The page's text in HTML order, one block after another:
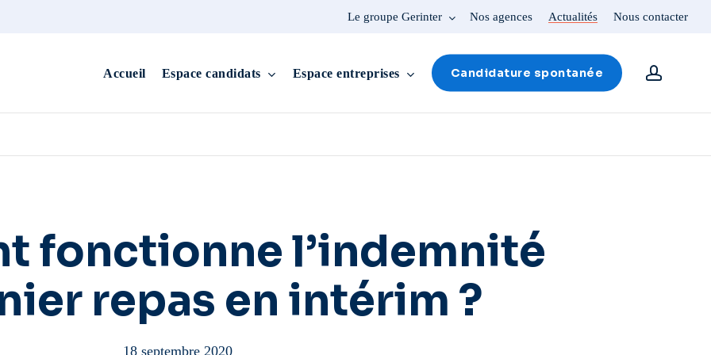
Le groupe Gerinter Nos agences Actualités Nous contacter
Accueil Espace candidats Espace entreprises Candidature spontanée account
fonctionne l’indemnité
repas en intérim ?
18 septembre 2020